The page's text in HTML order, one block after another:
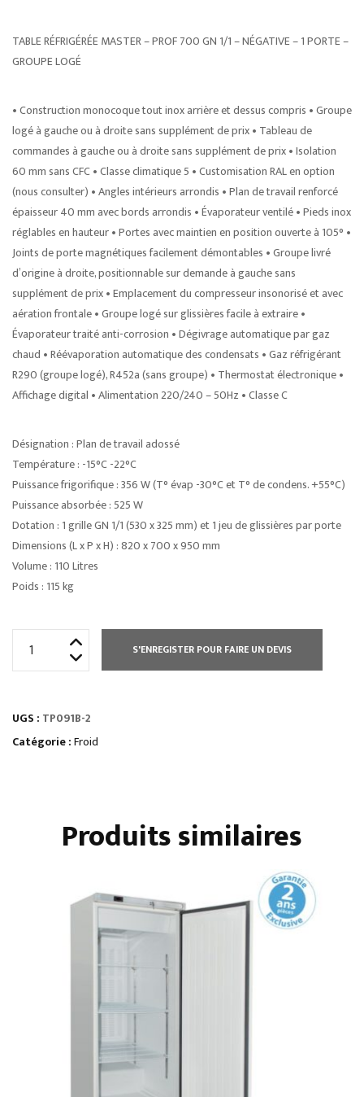
TABLE RÉFRIGÉRÉE MASTER – PROF 700 GN 1/1 – NÉGATIVE – 1 PORTE –
GROUPE LOGÉ
• Construction monocoque tout inox arrière et dessus compris • Groupe
logé à gauche ou à droite sans supplément de prix • Tableau de
commandes à gauche ou à droite sans supplément de prix • Isolation
60 mm sans CFC • Classe climatique 5 • Customisation RAL en option
(nous consulter) • Angles intérieurs arrondis • Plan de travail renforcé
épaisseur 40 mm avec bords arrondis • Évaporateur ventilé • Pieds inox
réglables en hauteur • Portes avec maintien en position ouverte à 105° •
Joints de porte magnétiques facilement démontables • Groupe livré
d’origine à droite, positionnable sur demande à gauche sans
supplément de prix • Emplacement du compresseur insonorisé et avec
aération frontale • Groupe logé sur glissières facile à extraire •
Évaporateur traité anti-corrosion • Dégivrage automatique par gaz
chaud • Réévaporation automatique des condensats • Gaz réfrigérant
R290 (groupe logé), R452a (sans groupe) • Thermostat électronique •
Affichage digital • Alimentation 220/240 – 50Hz • Classe C
Désignation : Plan de travail adossé
Température : -15°C -22°C
Puissance frigorifique : 356 W (T° évap -30°C et T° de condens. +55°C)
Puissance absorbée : 525 W
Dotation : 1 grille GN 1/1 (530 x 325 mm) et 1 jeu de glissières par porte
Dimensions (L x P x H) : 820 x 700 x 950 mm
Volume : 110 Litres
Poids : 115 kg
PROF
700
S'ENREGISTER POUR FAIRE UN DEVIS
UGS : TP091B-2
Catégorie :Froid
Produits similaires